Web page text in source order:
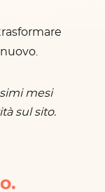
mesi
sul sito.